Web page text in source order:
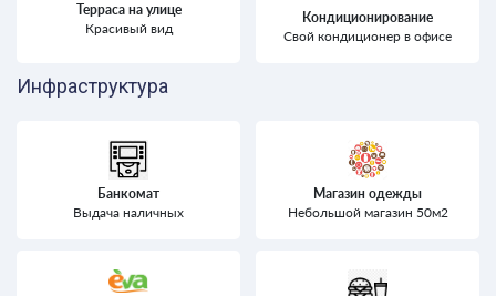
Терраса на улице
Красивый вид
Кондиционирование
Свой кондиционер в офисе
Инфраструктура
Банкомат
Выдача наличных
Магазин одежды
Небольшой магазин 50м2